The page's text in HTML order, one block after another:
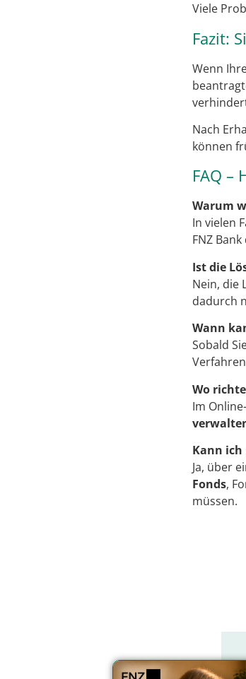
Viele
Fazit:
Wenn
Nach
können
FAQ –
Warum
In vielen
FNZ
Ist die
Nein, die
dadurch
Wann
Sobald
Wo
Im
Kann ich
Ja, über
Fonds,
müssen.